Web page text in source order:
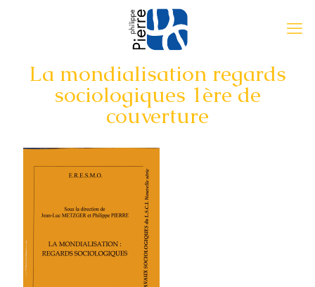
La mondialisation regards
sociologiques 1ère de
couverture